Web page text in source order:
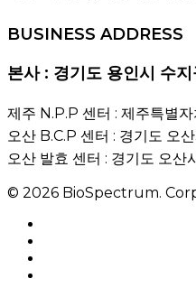
BUSINESS ADDRESS
본사 : 경기도 용인시 수
제주 N.P.P 센터 : 제주특별
오산 B.C.P 센터 : 경기도 오
오산 발효 센터 : 경기도 오
© 2026 BioSpectrum.